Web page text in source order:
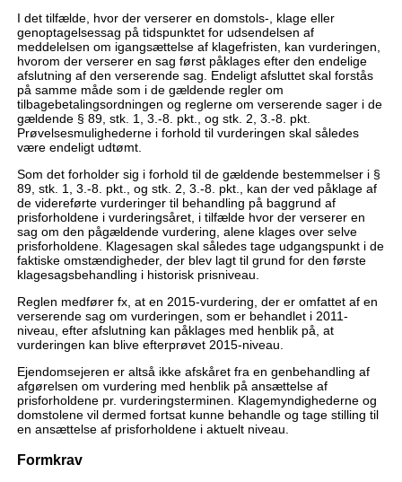
I det tilfælde, hvor der verserer en domstols-, klage eller
genoptagelsessag på tidspunktet for udsendelsen af
meddelelsen om igangsættelse af klagefristen, kan vurderingen,
hvorom der verserer en sag først påklages efter den endelige
afslutning af den verserende sag. Endeligt afsluttet skal forstås
på samme måde som i de gældende regler om
tilbagebetalingsordningen og reglerne om verserende sager i de
gældende § 89, stk. 1, 3.-8. pkt., og stk. 2, 3.-8. pkt.
Prøvelsesmulighederne i forhold til vurderingen skal således
være endeligt udtømt.
Som det forholder sig i forhold til de gældende bestemmelser i §
89, stk. 1, 3.-8. pkt., og stk. 2, 3.-8. pkt., kan der ved påklage af
de videreførte vurderinger til behandling på baggrund af
prisforholdene i vurderingsåret, i tilfælde hvor der verserer en
sag om den pågældende vurdering, alene klages over selve
prisforholdene. Klagesagen skal således tage udgangspunkt i de
faktiske omstændigheder, der blev lagt til grund for den første
klagesagsbehandling i historisk prisniveau.
Reglen medfører fx, at en 2015-vurdering, der er omfattet af en
verserende sag om vurderingen, som er behandlet i 2011-
niveau, efter afslutning kan påklages med henblik på, at
vurderingen kan blive efterprøvet 2015-niveau.
Ejendomsejeren er altså ikke afskåret fra en genbehandling af
afgørelsen om vurdering med henblik på ansættelse af
prisforholdene pr. vurderingsterminen. Klagemyndighederne og
domstolene vil dermed fortsat kunne behandle og tage stilling til
en ansættelse af prisforholdene i aktuelt niveau.
Formkrav